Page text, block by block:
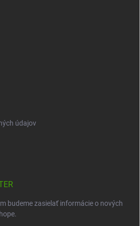
údajov
budeme zasielať informácie o nových